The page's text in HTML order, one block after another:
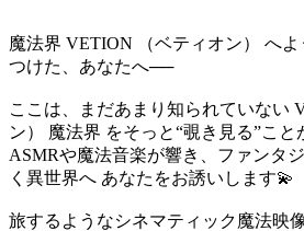
魔法界 VETION （ベティオン） へ
つけた、あなたへ──
ここは、まだあまり知られていない
ン） 魔法界 をそっと“覗き見る”こと
ASMRや魔法音楽が響き、ファンタ
く異世界へ あなたをお誘いします💫
旅するようなシネマティック魔法映